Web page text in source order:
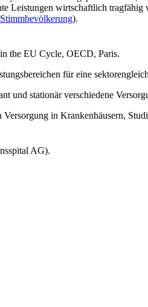
Leistungen wirtschaftlich
).
the EU Cycle, OECD, Paris.
für eine
und stationär verschiedene
in Krankenhäusern,
AG).